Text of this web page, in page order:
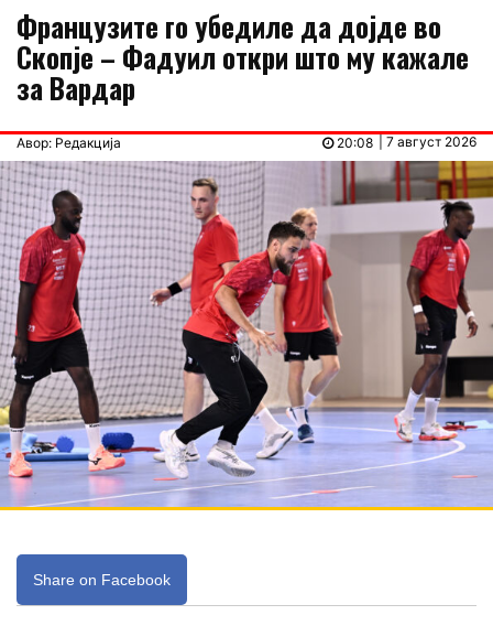
Французите го убедиле да дојде во
Скопје – Фадуил откри што му кажале
за Вардар
Авор: Редакција | 7 август 2026
20:08
Share on Facebook